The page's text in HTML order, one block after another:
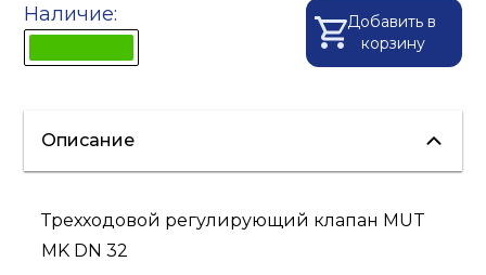
Наличие:
Добавить в
корзину
Описание
Трехходовой регулирующий клапан MUT
MK DN 32